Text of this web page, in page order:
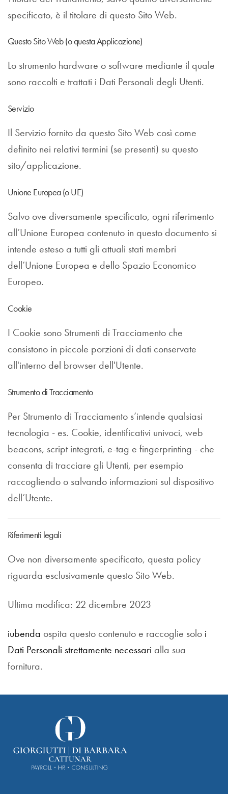
specificato, è il titolare di questo Sito Web.
Questo Sito Web (o questa Applicazione)
Lo strumento hardware o software mediante il quale
sono raccolti e trattati i Dati Personali degli Utenti.
Servizio
Il Servizio fornito da questo Sito Web così come
definito nei relativi termini (se presenti) su questo
sito/applicazione.
Unione Europea (o UE)
Salvo ove diversamente specificato, ogni riferimento
all’Unione Europea contenuto in questo documento si
intende esteso a tutti gli attuali stati membri
dell’Unione Europea e dello Spazio Economico
Europeo.
Cookie
I Cookie sono Strumenti di Tracciamento che
consistono in piccole porzioni di dati conservate
all'interno del browser dell'Utente.
Strumento di Tracciamento
Per Strumento di Tracciamento s’intende qualsiasi
tecnologia - es. Cookie, identificativi univoci, web
beacons, script integrati, e-tag e fingerprinting - che
consenta di tracciare gli Utenti, per esempio
raccogliendo o salvando informazioni sul dispositivo
dell’Utente.
Riferimenti legali
Ove non diversamente specificato, questa policy
riguarda esclusivamente questo Sito Web.
Ultima modifica: 22 dicembre 2023
iubenda ospita questo contenuto e raccoglie solo i
Dati Personali strettamente necessari alla sua
fornitura.